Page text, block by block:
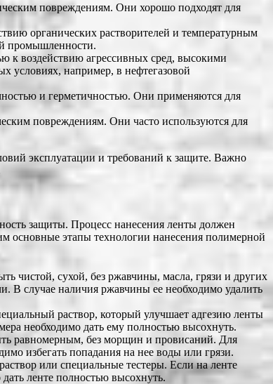
повреждениям. Они хорошо подходят для
органических растворителей и температурным
промышленности.
к воздействию агрессивных сред, высокими
условиях, например, в нефтегазовой
и герметичностью. Они применяются для
повреждениям. Они часто используются для
эксплуатации и требований к защите. Важно
защиты. Процесс нанесения ленты должен
основные этапы технологии нанесения полимерной
чистой, сухой, без ржавчины, масла, грязи и других
В случае наличия ржавчины ее необходимо удалить
раствор, который улучшает адгезию ленты
необходимо дать ему полностью высохнуть.
равномерным, без морщин и провисаний. Для
избегать попадания на нее воды или грязи.
или специальные тестеры. Если на ленте
ленте полностью высохнуть.